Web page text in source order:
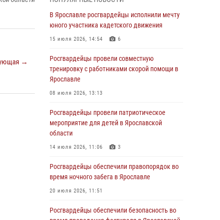
→
Росгвардейцы оказали помощь беременной
женщине во время празднования Дня ВДВ в
Ярославле
03 августа 2026, 06:20
За период с 20 июля по 26 июля 2026 года
Ярославские Росгвардейцы изъяли 41
единицу гражданского оружия в связи с
В региональном управлении Росгвардии
состоялся молебен, приуроченный к
празднику Крещения Руси
Ярославские росгвардейцы за прошедшую
27 июля 2026, 08:59
В Ярославле росгвардейцы исполнили мечту
юного участника кадетского движения
15 июля 2026, 14:54 6
Росгвардейцы провели совместную
тренировку с работниками скорой помощи в
Ярославле
08 июля 2026, 13:13
Росгвардейцы провели патриотическое
мероприятие для детей в Ярославской
области
14 июля 2026, 11:06 3
Росгвардейцы обеспечили правопорядок во
время ночного забега в Ярославле
20 июля 2026, 11:51
Росгвардейцы обеспечили безопасность во